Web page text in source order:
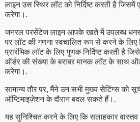
लाइन उस स्थिर लॉट को निर्दिष्ट करती है जिसमें
करेगा।.
जनरल परसेंटेज लाइन आपके खाते में उपलब्ध
पर लॉट की गणना स्वचालित रूप से करने के लिए
प्रारंभिक लॉट के लिए गुणक निर्दिष्ट करती है
ऑर्डर की संख्या के बराबर मानक लॉट के साथ
करेगा।.
सामान्य तौर पर, मैंने उन सभी मुख्य सेटिंग्स को
ऑप्टिमाइज़ेशन के दौरान बदल सकते हैं।.
यह सुनिश्चित करने के लिए कि सलाहकार वास्तव